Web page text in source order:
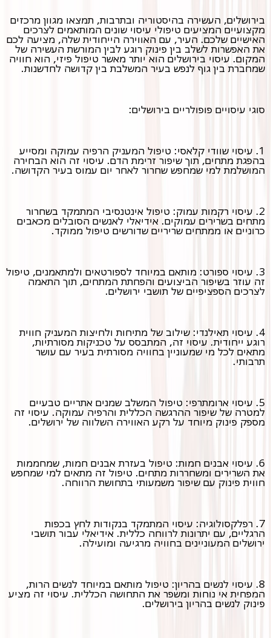
בירושלים, העשירה בהיסטוריה ובתרבות, תמצאו מגוון מרכזים
מקצועיים המציעים טיפולי עיסוי שונים המותאמים לצרכים
האישיים שלכם. העיר, עם האווירה הייחודית שלה, מציעה לכם
את האפשרות לשלב בין פינוק רוגע לבין המורשת העשירה של
המקום. עיסוי בירושלים הוא יותר מאשר טיפול פיזי, הוא חוויה
שמחברת בין גוף לנפש בעיר המשלבת בין קדושה לחדשנות.
סוגי עיסויים פופולריים בירושלים:
1. עיסוי שוודי קלאסי: טיפול המעניק הרפיה עמוקה ומסייע
בהפגת מתחים, תוך שיפור זרימת הדם. עיסוי זה הוא הבחירה
המושלמת למי שמחפש שחרור לאחר יום עמוס בעיר הקדושה.
2. עיסוי רקמות עמוק: טיפול אינטנסיבי המתמקד בשחרור
מתחים בשרירים עמוקים. אידיאלי לאנשים הסובלים מכאבים
כרוניים או ממתחים שריריים שדורשים טיפול ממוקד.
3. עיסוי ספורט: מותאם במיוחד לספורטאים ולמתאמנים, טיפול
זה עוזר בשיפור הביצועים והפחתת המתחים, תוך התאמה
לצרכים הספציפיים של תושבי ירושלים.
4. עיסוי תאילנדי: שילוב של מתיחות ולחיצות המעניק חווית
רוגע ייחודית. עיסוי זה, המתבסס על טכניקות מסורתיות,
מתאים לכל מי שמעוניין בחוויה מסורתית בעיר עם עושר
תרבותי.
5. עיסוי ארומתרפי: טיפול המשלב שמנים אתריים טבעיים
למטרה של שיפור ההרגשה הכללית והרפיה עמוקה. עיסוי זה
מספק פינוק מיוחד על רקע האווירה השלווה של ירושלים.
6. עיסוי אבנים חמות: טיפול בעזרת אבנים חמות, שמחממות
את השרירים ומשחררות מתחים. טיפול זה מתאים למי שמחפש
חווית פינוק עם שיפור משמעותי בתחושת הרווחה.
7. רפלקסולוגיה: עיסוי המתמקד בנקודות לחץ בכפות
הרגליים, עם יתרונות לרווחה כללית. אידיאלי עבור תושבי
ירושלים המעוניינים בחוויה מרגיעה ומועילה.
8. עיסוי לנשים בהריון: טיפול מותאם במיוחד לנשים הרות,
המפחית אי נוחות ומשפר את התחושה הכללית. עיסוי זה מציע
פינוק לנשים בהריון בירושלים.